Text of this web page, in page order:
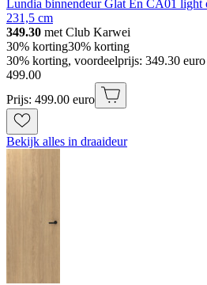
Lundia binnendeur Glat En CA01 light
231,5 cm
349.30 met Club Karwei
30% korting30% korting
30% korting, voordeelprijs: 349.30
499.00
Prijs: 499.00 euro
Bekijk alles in draaideur